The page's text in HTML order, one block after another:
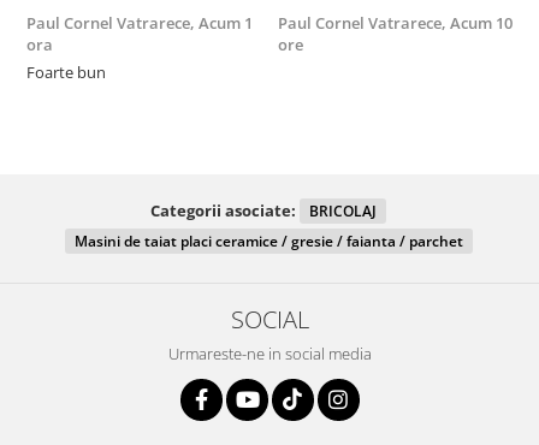
Paul Cornel Vatrarece, Acum 1
ora
Foarte bun
Paul Cornel Vatrarece, Acum 10
ore
Categorii asociate:
BRICOLAJ
Masini de taiat placi ceramice / gresie / faianta / parchet
SOCIAL
Urmareste-ne in social media